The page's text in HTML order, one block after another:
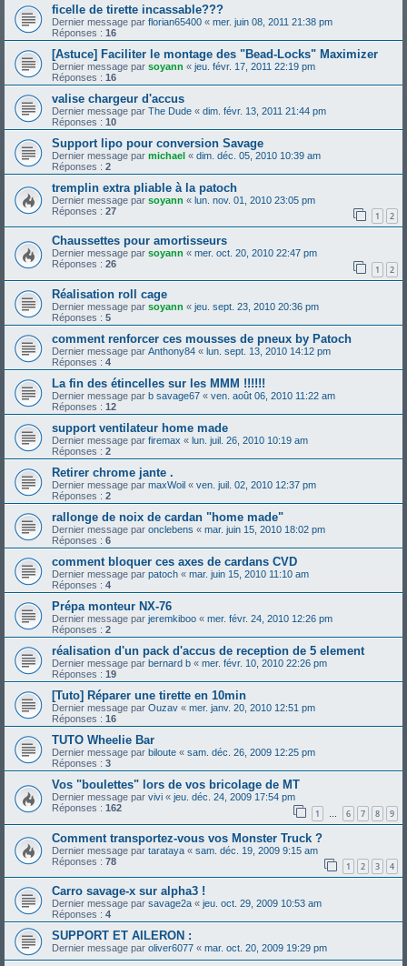
ficelle de tirette incassable???
Dernier message par florian65400 « mer. juin 08, 2011 21:38 pm
Réponses : 16
[Astuce] Faciliter le montage des "Bead-Locks" Maximizer
Dernier message par soyann « jeu. févr. 17, 2011 22:19 pm
Réponses : 16
valise chargeur d'accus
Dernier message par The Dude « dim. févr. 13, 2011 21:44 pm
Réponses : 10
Support lipo pour conversion Savage
Dernier message par michael « dim. déc. 05, 2010 10:39 am
Réponses : 2
tremplin extra pliable à la patoch
Dernier message par soyann « lun. nov. 01, 2010 23:05 pm
Réponses : 27 1 2
Chaussettes pour amortisseurs
Dernier message par soyann « mer. oct. 20, 2010 22:47 pm
Réponses : 26 1 2
Réalisation roll cage
Dernier message par soyann « jeu. sept. 23, 2010 20:36 pm
Réponses : 5
comment renforcer ces mousses de pneux by Patoch
Dernier message par Anthony84 « lun. sept. 13, 2010 14:12 pm
Réponses : 4
La fin des étincelles sur les MMM !!!!!!
Dernier message par b savage67 « ven. août 06, 2010 11:22 am
Réponses : 12
support ventilateur home made
Dernier message par firemax « lun. juil. 26, 2010 10:19 am
Réponses : 2
Retirer chrome jante .
Dernier message par maxWoil « ven. juil. 02, 2010 12:37 pm
Réponses : 2
rallonge de noix de cardan "home made"
Dernier message par onclebens « mar. juin 15, 2010 18:02 pm
Réponses : 6
comment bloquer ces axes de cardans CVD
Dernier message par patoch « mar. juin 15, 2010 11:10 am
Réponses : 4
Prépa monteur NX-76
Dernier message par jeremkiboo « mer. févr. 24, 2010 12:26 pm
Réponses : 2
réalisation d'un pack d'accus de reception de 5 element
Dernier message par bernard b « mer. févr. 10, 2010 22:26 pm
Réponses : 19
[Tuto] Réparer une tirette en 10min
Dernier message par Ouzav « mer. janv. 20, 2010 12:51 pm
Réponses : 16
TUTO Wheelie Bar
Dernier message par biloute « sam. déc. 26, 2009 12:25 pm
Réponses : 3
Vos "boulettes" lors de vos bricolage de MT
Dernier message par vivi « jeu. déc. 24, 2009 17:54 pm
Réponses : 162 1 … 6 7 8 9
Comment transportez-vous vos Monster Truck ?
Dernier message par tarataya « sam. déc. 19, 2009 9:15 am
Réponses : 78 1 2 3 4
Carro savage-x sur alpha3 !
Dernier message par savage2a « jeu. oct. 29, 2009 10:53 am
Réponses : 4
SUPPORT ET AILERON :
Dernier message par oliver6077 « mar. oct. 20, 2009 19:29 pm